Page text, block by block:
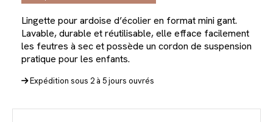
Lingette pour ardoise d’écolier en format mini gant.
Lavable, durable et réutilisable, elle efface facilement
les feutres à sec et possède un cordon de suspension
pratique pour les enfants.
Expédition sous 2 à 5 jours ouvrés